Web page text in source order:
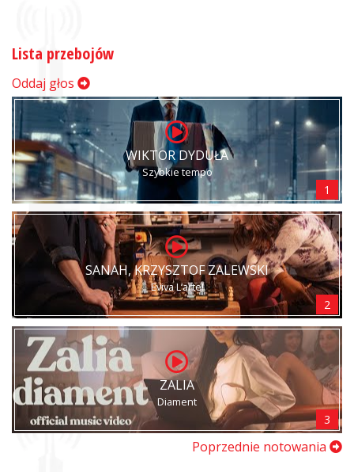
Lista przebojów
Oddaj głos
WIKTOR DYDUŁA
Szybkie tempo
1
SANAH, KRZYSZTOF ZALEWSKI
Eviva L’arte!
2
ZALIA
Diament
3
Poprzednie notowania